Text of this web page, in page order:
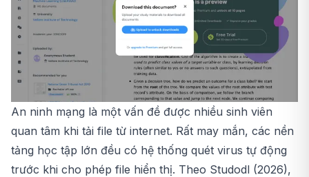
An ninh mạng là một vấn đề được nhiều sinh viên
quan tâm khi tải file từ internet. Rất may mắn, các nền
tảng học tập lớn đều có hệ thống quét virus tự động
trước khi cho phép file hiển thị. Theo Studodl (2026),